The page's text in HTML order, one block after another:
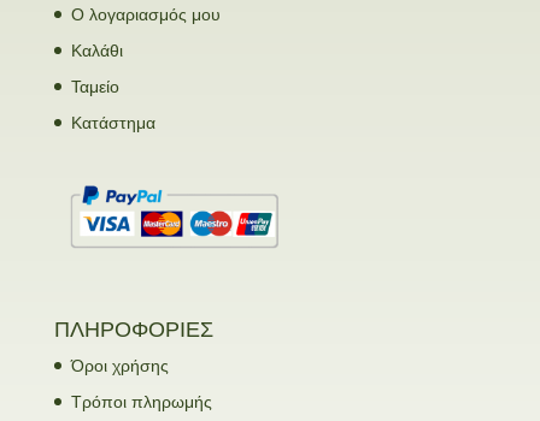
Ο λογαριασμός μου
Καλάθι
Ταμείο
Κατάστημα
ΠΛΗΡΟΦΟΡΙΕΣ
Όροι χρήσης
Τρόποι πληρωμής